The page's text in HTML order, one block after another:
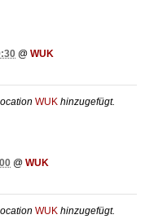
@ WUK
WUK hinzugefügt.
@ WUK
WUK hinzugefügt.